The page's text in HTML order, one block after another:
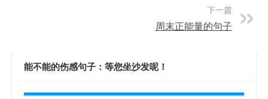
下一篇
周末正能量的句子
能不能的伤感句子：等您坐沙发呢！